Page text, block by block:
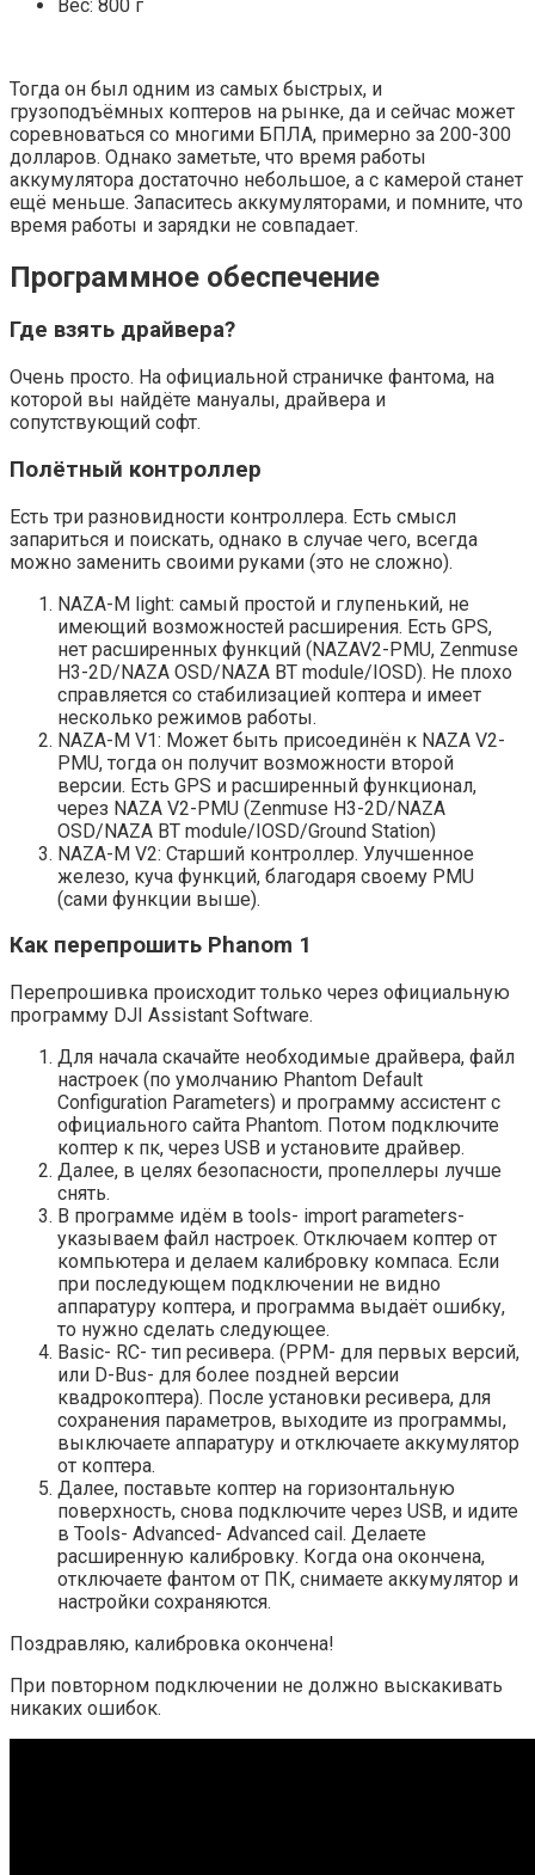
Вес: 800 г
Тогда он был одним из самых быстрых, и
грузоподъёмных коптеров на рынке, да и сейчас может
соревноваться со многими БПЛА, примерно за 200-300
долларов. Однако заметьте, что время работы
аккумулятора достаточно небольшое, а с камерой станет
ещё меньше. Запаситесь аккумуляторами, и помните, что
время работы и зарядки не совпадает.
Программное обеспечение
Где взять драйвера?
Очень просто. На официальной страничке фантома, на
которой вы найдёте мануалы, драйвера и
сопутствующий софт.
Полётный контроллер
Есть три разновидности контроллера. Есть смысл
запариться и поискать, однако в случае чего, всегда
можно заменить своими руками (это не сложно).
NAZA-M light: самый простой и глупенький, не
имеющий возможностей расширения. Есть GPS,
нет расширенных функций (NAZAV2-PMU, Zenmuse
H3-2D/NAZA OSD/NAZA BT module/IOSD). Не плохо
справляется со стабилизацией коптера и имеет
несколько режимов работы.
NAZA-M V1: Может быть присоединён к NAZA V2-
PMU, тогда он получит возможности второй
версии. Есть GPS и расширенный функционал,
через NAZA V2-PMU (Zenmuse H3-2D/NAZA
OSD/NAZA BT module/IOSD/Ground Station)
NAZA-M V2: Старший контроллер. Улучшенное
железо, куча функций, благодаря своему PMU
(сами функции выше).
Как перепрошить Phanom 1
Перепрошивка происходит только через официальную
программу DJI Assistant Software.
Для начала скачайте необходимые драйвера, файл
настроек (по умолчанию Phantom Default
Configuration Parameters) и программу ассистент с
официального сайта Phantom. Потом подключите
коптер к пк, через USB и установите драйвер.
Далее, в целях безопасности, пропеллеры лучше
снять.
В программе идём в tools- import parameters-
указываем файл настроек. Отключаем коптер от
компьютера и делаем калибровку компаса. Если
при последующем подключении не видно
аппаратуру коптера, и программа выдаёт ошибку,
то нужно сделать следующее.
Basic- RC- тип ресивера. (PPM- для первых версий,
или D-Bus- для более поздней версии
квадрокоптера). После установки ресивера, для
сохранения параметров, выходите из программы,
выключаете аппаратуру и отключаете аккумулятор
от коптера.
Далее, поставьте коптер на горизонтальную
поверхность, снова подключите через USB, и идите
в Tools- Advanced- Advanced cail. Делаете
расширенную калибровку. Когда она окончена,
отключаете фантом от ПК, снимаете аккумулятор и
настройки сохраняются.
Поздравляю, калибровка окончена!
При повторном подключении не должно выскакивать
никаких ошибок.